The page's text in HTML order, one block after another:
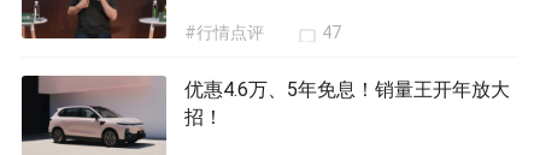
#行情点评 47
优惠4.6万、5年免息！销量王开年放大
招！